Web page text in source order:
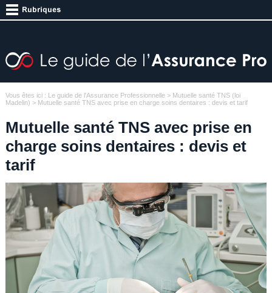
Vous êtes ici : Le guide de l'Assurance Professionnelle> Mutuelle santé TNS (loi
Madelin) > Mutuelle santé TNS avec prise en charge soins dentaires : devis et tarif
Mutuelle santé TNS avec prise en
charge soins dentaires : devis et
tarif